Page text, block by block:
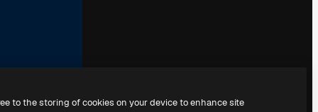
to the storing of cookies on your device to enhance site